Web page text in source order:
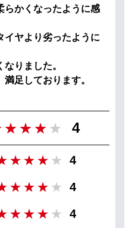
らかくなったように感
イヤより劣ったように
りました。
足しております。
4
4
4
4